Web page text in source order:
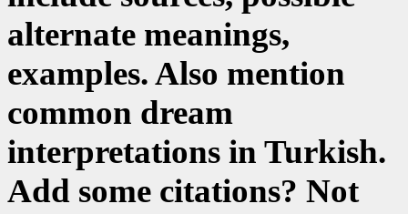
alternate meanings,
examples. Also mention
common dream
interpretations in Turkish.
Add some citations? Not